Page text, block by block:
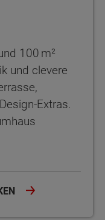
100 m²
und clevere
Extras.